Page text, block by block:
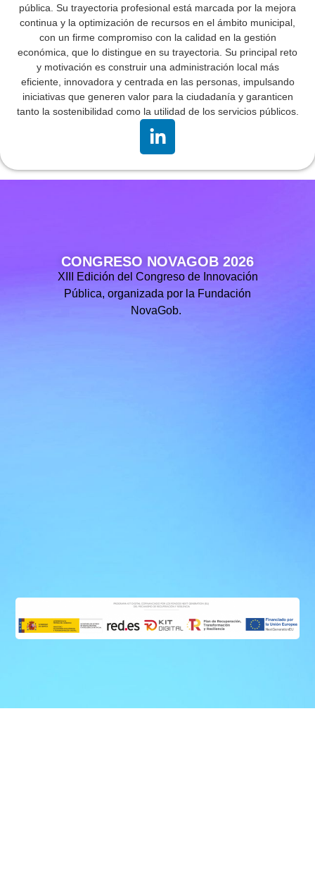
pública. Su trayectoria profesional está marcada por la mejora
continua y la optimización de recursos en el ámbito municipal,
con un firme compromiso con la calidad en la gestión
económica, que lo distingue en su trayectoria. Su principal reto
y motivación es construir una administración local más
eficiente, innovadora y centrada en las personas, impulsando
iniciativas que generen valor para la ciudadanía y garanticen
tanto la sostenibilidad como la utilidad de los servicios públicos.
CONGRESO NOVAGOB 2026
XIII Edición del Congreso de Innovación
Pública, organizada por la Fundación
NovaGob.